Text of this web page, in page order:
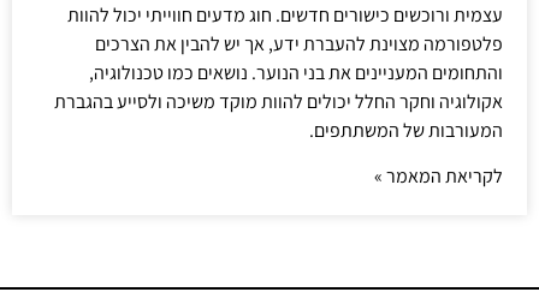
עצמית ורוכשים כישורים חדשים. חוג מדעים חווייתי יכול להוות
פלטפורמה מצוינת להעברת ידע, אך יש להבין את הצרכים
והתחומים המעניינים את בני הנוער. נושאים כמו טכנולוגיה,
אקולוגיה וחקר החלל יכולים להוות מוקד משיכה ולסייע בהגברת
המעורבות של המשתתפים.
לקריאת המאמר »